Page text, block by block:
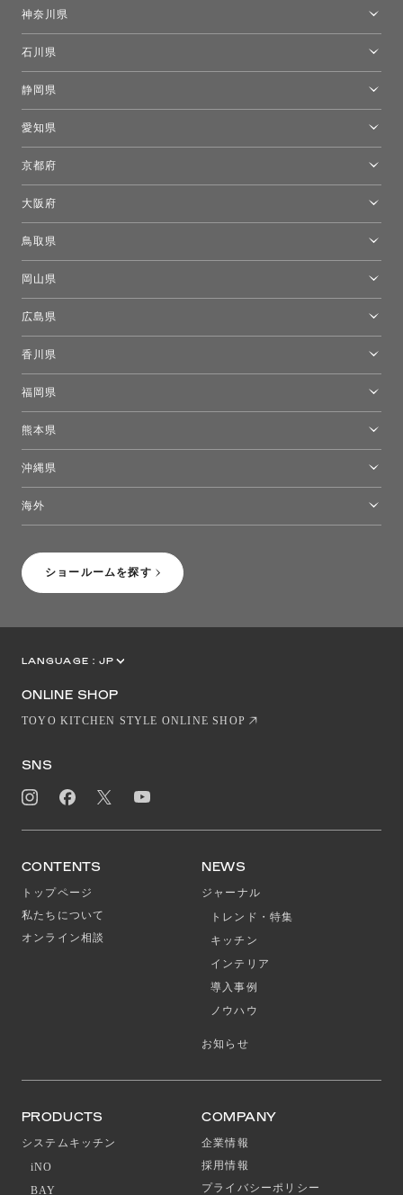
ショールームを探す
モーイ東京
キーブー東京
FLOS｜フロスデザインスペース青山
神奈川県
石川県
静岡県
愛知県
京都府
大阪府
鳥取県
岡山県
広島県
香川県
福岡県
熊本県
沖縄県
海外
LANGUAGE : JP
ONLINE SHOP
TOYO KITCHEN STYLE ONLINE SHOP
SNS
CONTENTS
トップページ
私たちについて
オンライン相談
NEWS
ジャーナル
トレンド・特集
キッチン
インテリア
導入事例
ノウハウ
お知らせ
PRODUCTS
システムキッチン
iNO
BAY
COMPANY
企業情報
採用情報
プライバシーポリシー